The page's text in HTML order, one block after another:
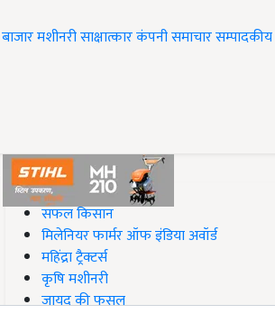
बाजारमशीनरीसाक्षात्कारकंपनी समाचारसम्पादकीय
#Top on Krishi Jagran
सफल किसान
मिलेनियर फार्मर ऑफ इंडिया अवॉर्ड
महिंद्रा ट्रैक्टर्स
कृषि मशीनरी
जायद की फसल